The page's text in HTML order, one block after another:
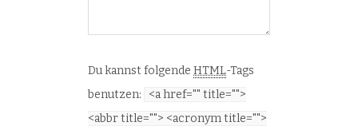
Du kannst folgende HTML-Tags
benutzen:
<a href="" title="">
<abbr title=""> <acronym title="">